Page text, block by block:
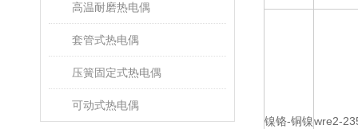
高温耐磨热电偶
套管式热电偶
压簧固定式热电偶
可动式热电偶
镍铬-铜镍wre2-